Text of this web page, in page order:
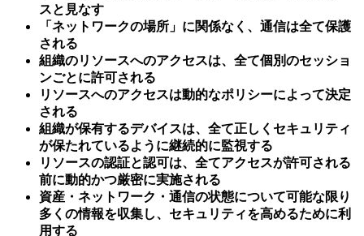
スと見なす
「ネットワークの場所」に関係なく、通信は全て保護
される
組織のリソースへのアクセスは、全て個別のセッショ
ンごとに許可される
リソースへのアクセスは動的なポリシーによって決定
される
組織が保有するデバイスは、全て正しくセキュリティ
が保たれているように継続的に監視する
リソースの認証と認可は、全てアクセスが許可される
前に動的かつ厳密に実施される
資産・ネットワーク・通信の状態について可能な限り
多くの情報を収集し、セキュリティを高めるために利
用する